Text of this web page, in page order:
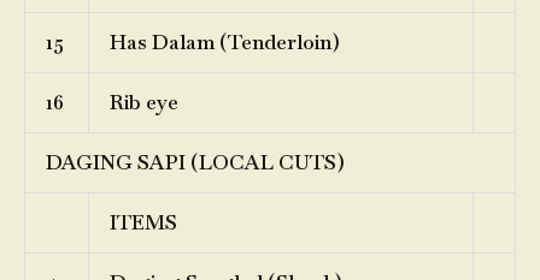
15 Has Dalam (Tenderloin)
16 Rib eye
DAGING SAPI (LOCAL CUTS)
ITEMS